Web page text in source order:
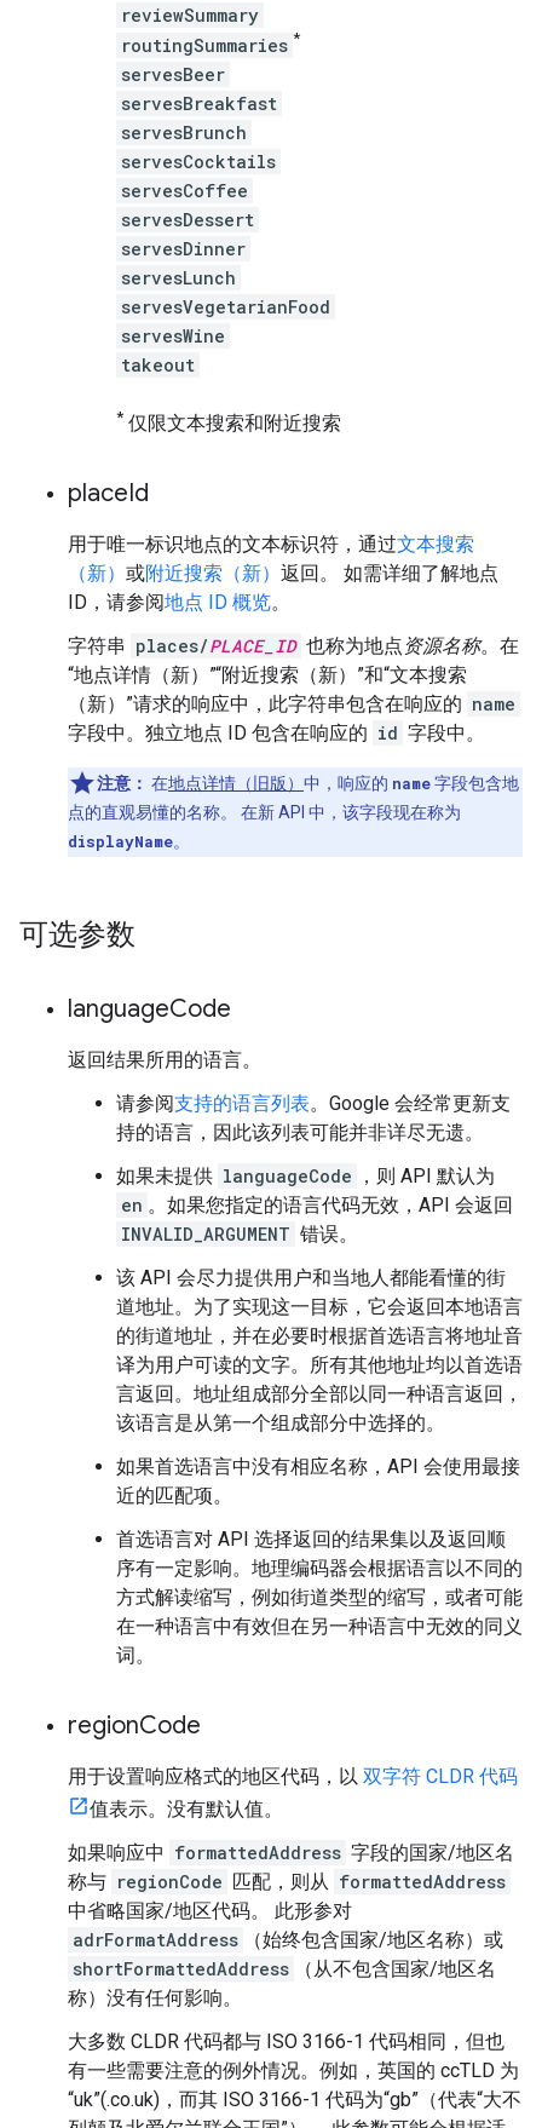
reviewSummary
routingSummaries *
servesBeer
servesBreakfast
servesBrunch
servesCocktails
servesCoffee
servesDessert
servesDinner
servesLunch
servesVegetarianFood
servesWine
takeout
* 仅限文本搜索和附近搜索
placeId
用于唯一标识地点的文本标识符，通过文本搜索
（新） 或附近搜索（新） 返回。 如需详细了解地点
ID，请参阅地点 ID 概览。
字符串 places/PLACE_ID 也称为地点资源名称。在
“地点详情（新）”“附近搜索（新）”和“文本搜索
（新）”请求的响应中，此字符串包含在响应的 name
字段中。独立地点 ID 包含在响应的 id 字段中。
注意： 在地点详情（旧版） 中，响应的 name字段包含地
点的直观易懂的名称。 在新 API 中，该字段现在称为
displayName。
可选参数
languageCode
返回结果所用的语言。
请参阅支持的语言列表。Google 会经常更新支
持的语言，因此该列表可能并非详尽无遗。
如果未提供 languageCode
，则 API 默认为
en 。如果您指定的语言代码无效，API 会返回
INVALID_ARGUMENT 错误。
该 API 会尽力提供用户和当地人都能看懂的街
道地址。为了实现这一目标，它会返回本地语言
的街道地址，并在必要时根据首选语言将地址音
译为用户可读的文字。所有其他地址均以首选语
言返回。地址组成部分全部以同一种语言返回，
该语言是从第一个组成部分中选择的。
如果首选语言中没有相应名称，API 会使用最接
近的匹配项。
首选语言对 API 选择返回的结果集以及返回顺
序有一定影响。地理编码器会根据语言以不同的
方式解读缩写，例如街道类型的缩写，或者可能
在一种语言中有效但在另一种语言中无效的同义
词。
regionCode
用于设置响应格式的地区代码，以 双字符 CLDR 代码
值表示。没有默认值。
如果响应中 formattedAddress 字段的国家/地区名
称与 regionCode 匹配，则从 formattedAddress
中省略国家/地区代码。 此形参对
adrFormatAddress
（始终包含国家/地区名称）或
shortFormattedAddress
（从不包含国家/地区名
称）没有任何影响。
大多数 CLDR 代码都与 ISO 3166-1 代码相同，但也
有一些需要注意的例外情况。例如，英国的 ccTLD 为
“uk”(.co.uk)，而其 ISO 3166-1 代码为“gb”（代表“大不